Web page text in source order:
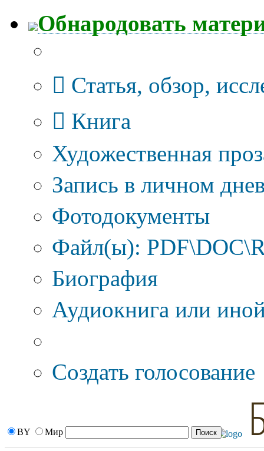
Обнародовать
Статья, обзор,
Книга
Художественная
Запись в личном
Фотодокументы
Файл(ы):
Биография
Аудиокнига или
Создать голосование
BY Мир